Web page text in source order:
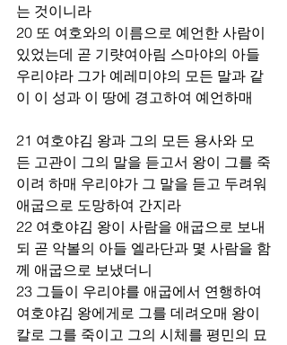
는 것이니라
20 또 여호와의 이름으로 예언한 사람이
있었는데 곧 기럇여아림 스마야의 아들
우리야라 그가 예레미야의 모든 말과 같
이 이 성과 이 땅에 경고하여 예언하매
21 여호야김 왕과 그의 모든 용사와 모
든 고관이 그의 말을 듣고서 왕이 그를 죽
이려 하매 우리야가 그 말을 듣고 두려워
애굽으로 도망하여 간지라
22 여호야김 왕이 사람을 애굽으로 보내
되 곧 악볼의 아들 엘라단과 몇 사람을 함
께 애굽으로 보냈더니
23 그들이 우리야를 애굽에서 연행하여
여호야김 왕에게로 그를 데려오매 왕이
칼로 그를 죽이고 그의 시체를 평민의 묘